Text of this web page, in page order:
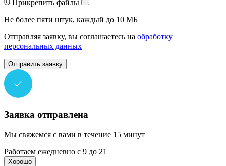
Прикрепить файлы
Не более пяти штук, каждый до 10 МБ
Отправляя заявку, вы соглашаетесь на обработку
персональных данных
Отправить заявку
Заявка отправлена
Мы свяжемся с вами в течение 15 минут
Работаем ежедневно с 9 до 21
Хорошо